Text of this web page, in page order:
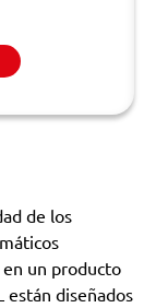
de los
un producto
están diseñados